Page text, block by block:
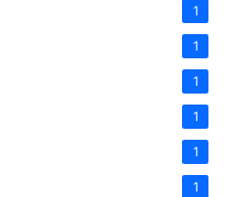
1
1
1
1
1
1